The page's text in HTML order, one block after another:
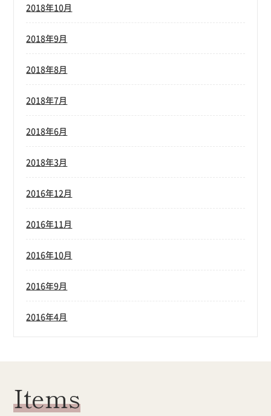
2018年10月
2018年9月
2018年8月
2018年7月
2018年6月
2018年3月
2016年12月
2016年11月
2016年10月
2016年9月
2016年4月
Items